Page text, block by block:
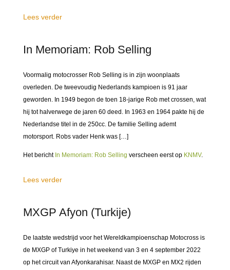
Lees verder
In Memoriam: Rob Selling
Voormalig motocrosser Rob Selling is in zijn woonplaats
overleden. De tweevoudig Nederlands kampioen is 91 jaar
geworden. In 1949 begon de toen 18-jarige Rob met crossen, wat
hij tot halverwege de jaren 60 deed. In 1963 en 1964 pakte hij de
Nederlandse titel in de 250cc. De familie Selling ademt
motorsport. Robs vader Henk was […]
Het bericht In Memoriam: Rob Selling verscheen eerst op KNMV.
Lees verder
MXGP Afyon (Turkije)
De laatste wedstrijd voor het Wereldkampioenschap Motocross is
de MXGP of Turkiye in het weekend van 3 en 4 september 2022
op het circuit van Afyonkarahisar. Naast de MXGP en MX2 rijden